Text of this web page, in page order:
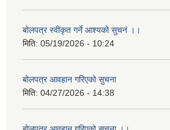
बोलपत्र स्वीकृत गर्ने आश्यको सुचनं ।।
मिति: 05/19/2026 - 10:24
बोलपत्र आवहान गरिएको सुचना
मिति: 04/27/2026 - 14:38